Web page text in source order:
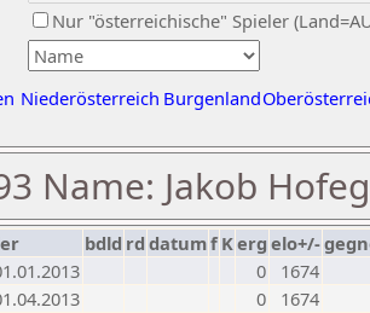
Nur "österreichische" Spieler
Niederösterreich Burgenland
Name: Jakob
bdld rd datumf Kerg elo+/-
0
1674
0
1674